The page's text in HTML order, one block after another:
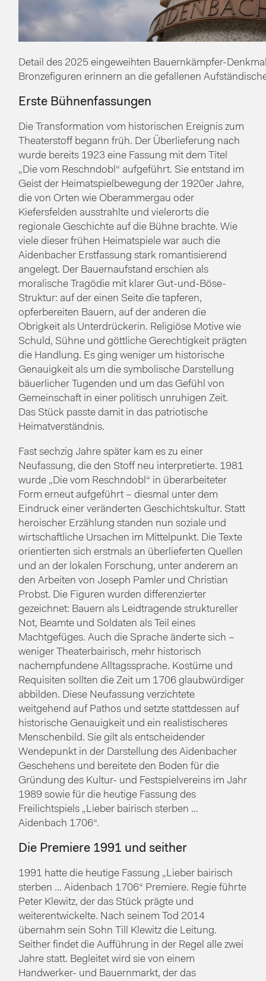
Detail des 2025 eingeweihten Bauernkämpfer-
Bronzefiguren erinnern an die gefallenen
Erste Bühnenfassungen
Die Transformation vom historischen Ereignis zum
Theaterstoff begann früh. Der Überlieferung nach
wurde bereits 1923 eine Fassung mit dem Titel
„Die vom Reschndobl“ aufgeführt. Sie entstand im
Geist der Heimatspielbewegung der 1920er Jahre,
die von Orten wie Oberammergau oder
Kiefersfelden ausstrahlte und vielerorts die
regionale Geschichte auf die Bühne brachte. Wie
viele dieser frühen Heimatspiele war auch die
Aidenbacher Erstfassung stark romantisierend
angelegt. Der Bauernaufstand erschien als
moralische Tragödie mit klarer Gut-und-Böse-
Struktur: auf der einen Seite die tapferen,
opferbereiten Bauern, auf der anderen die
Obrigkeit als Unterdrückerin. Religiöse Motive wie
Schuld, Sühne und göttliche Gerechtigkeit prägten
die Handlung. Es ging weniger um historische
Genauigkeit als um die symbolische Darstellung
bäuerlicher Tugenden und um das Gefühl von
Gemeinschaft in einer politisch unruhigen Zeit.
Das Stück passte damit in das patriotische
Heimatverständnis.
Fast sechzig Jahre später kam es zu einer
Neufassung, die den Stoff neu interpretierte. 1981
wurde „Die vom Reschndobl“ in überarbeiteter
Form erneut aufgeführt – diesmal unter dem
Eindruck einer veränderten Geschichtskultur. Statt
heroischer Erzählung standen nun soziale und
wirtschaftliche Ursachen im Mittelpunkt. Die Texte
orientierten sich erstmals an überlieferten Quellen
und an der lokalen Forschung, unter anderem an
den Arbeiten von Joseph Pamler und Christian
Probst. Die Figuren wurden differenzierter
gezeichnet: Bauern als Leidtragende struktureller
Not, Beamte und Soldaten als Teil eines
Machtgefüges. Auch die Sprache änderte sich –
weniger Theaterbairisch, mehr historisch
nachempfundene Alltagssprache. Kostüme und
Requisiten sollten die Zeit um 1706 glaubwürdiger
abbilden. Diese Neufassung verzichtete
weitgehend auf Pathos und setzte stattdessen auf
historische Genauigkeit und ein realistischeres
Menschenbild. Sie gilt als entscheidender
Wendepunkt in der Darstellung des Aidenbacher
Geschehens und bereitete den Boden für die
Gründung des Kultur- und Festspielvereins im Jahr
1989 sowie für die heutige Fassung des
Freilichtspiels „Lieber bairisch sterben …
Aidenbach 1706“.
Die Premiere 1991 und seither
1991 hatte die heutige Fassung „Lieber bairisch
sterben … Aidenbach 1706“ Premiere. Regie führte
Peter Klewitz, der das Stück prägte und
weiterentwickelte. Nach seinem Tod 2014
übernahm sein Sohn Till Klewitz die Leitung.
Seither findet die Aufführung in der Regel alle zwei
Jahre statt. Begleitet wird sie von einem
Handwerker- und Bauernmarkt, der das